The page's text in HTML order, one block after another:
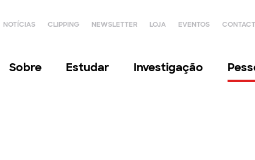
NOTÍCIAS CLIPPING NEWSLETTER LOJA EVENTOS
Sobre Estudar Investigação